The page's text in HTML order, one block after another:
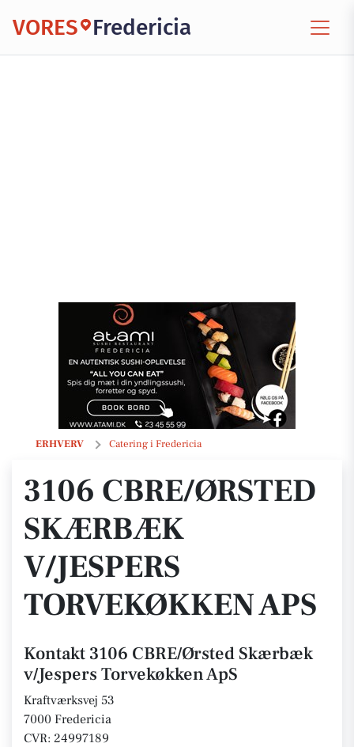
VORES Fredericia
ERHVERV Catering i Fredericia
3106 CBRE/Ørsted Skærbæk v/Jespers Torvekøkken ApS
3106 CBRE/ØRSTED
SKÆRBÆK
V/JESPERS
TORVEKØKKEN APS
Kontakt 3106 CBRE/Ørsted Skærbæk
v/Jespers Torvekøkken ApS
Kraftværksvej 53
7000 Fredericia
CVR: 24997189